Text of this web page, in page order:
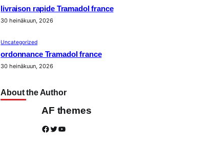
livraison rapide Tramadol france
30 heinäkuun, 2026
Uncategorized
ordonnance Tramadol france
30 heinäkuun, 2026
About the Author
AF themes
Facebook Twitter YouTube